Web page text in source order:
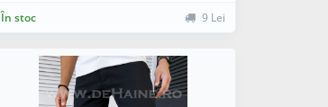
În stoc 9 Lei